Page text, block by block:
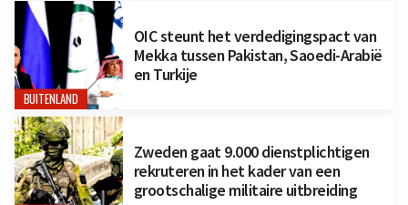
BUITENLAND
OIC steunt het verdedigingspact van
Mekka tussen Pakistan, Saoedi-Arabië
en Turkije
Zweden gaat 9.000 dienstplichtigen
rekruteren in het kader van een
grootschalige militaire uitbreiding